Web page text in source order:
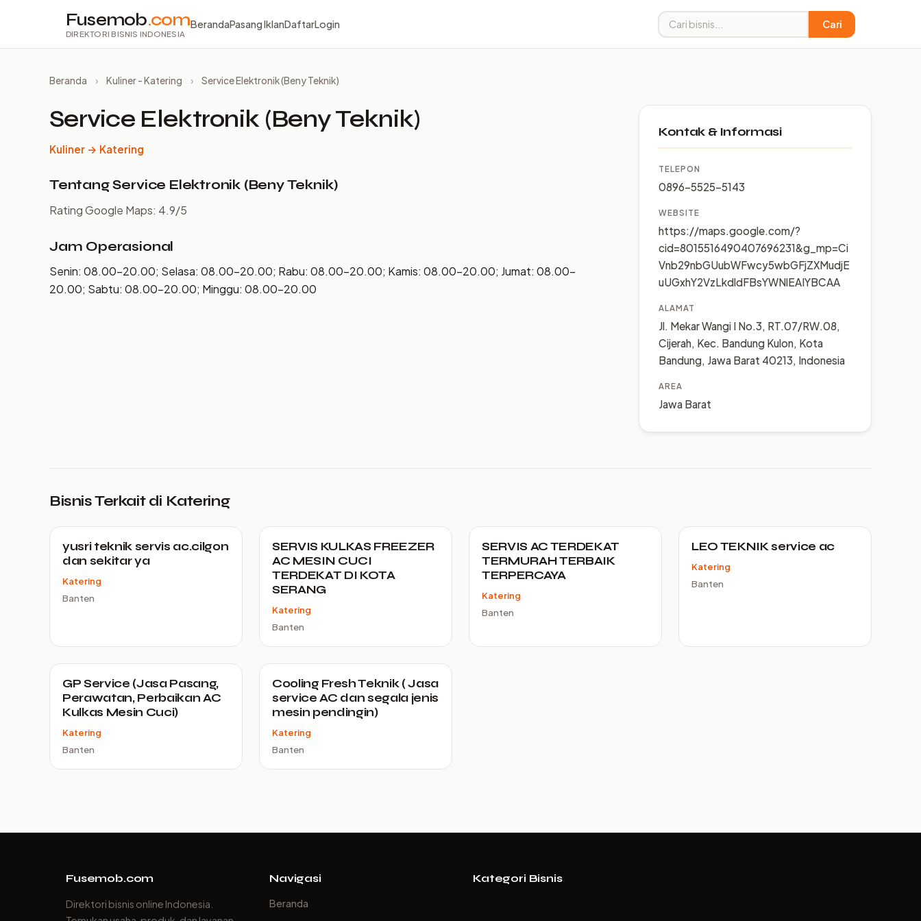
Fusemob.com
DIREKTORI BISNIS INDONESIA
BerandaPasang IklanDaftarLogin Cari
Beranda › Kuliner - Katering › Service Elektronik (Beny Teknik)
Service Elektronik (Beny Teknik)
Kuliner → Katering
Tentang Service Elektronik (Beny Teknik)
Rating Google Maps: 4.9/5
Jam Operasional
Senin: 08.00–20.00; Selasa: 08.00–20.00; Rabu: 08.00–20.00; Kamis: 08.00–20.00; Jumat: 08.00–
20.00; Sabtu: 08.00–20.00; Minggu: 08.00–20.00
Kontak & Informasi
TELEPON
0896-5525-5143
WEBSITE
https://maps.google.com/?
cid=8015516490407696231&g_mp=Ci
Vnb29nbGUubWFwcy5wbGFjZXMudjE
uUGxhY2VzLkdldFBsYWNlEAIYBCAA
ALAMAT
Jl. Mekar Wangi I No.3, RT.07/RW.08,
Cijerah, Kec. Bandung Kulon, Kota
Bandung, Jawa Barat 40213, Indonesia
AREA
Jawa Barat
Bisnis Terkait di Katering
yusri teknik servis ac.cilgon
dan sekitar ya
Katering
Banten
SERVIS KULKAS FREEZER
AC MESIN CUCI
TERDEKAT DI KOTA
SERANG
Katering
Banten
SERVIS AC TERDEKAT
TERMURAH TERBAIK
TERPERCAYA
Katering
Banten
LEO TEKNIK service ac
Katering
Banten
GP Service (Jasa Pasang,
Perawatan, Perbaikan AC
Kulkas Mesin Cuci)
Katering
Banten
Cooling Fresh Teknik ( Jasa
service AC dan segala jenis
mesin pendingin)
Katering
Banten
Fusemob.com
Direktori bisnis online Indonesia.
Navigasi
Beranda
Kategori Bisnis